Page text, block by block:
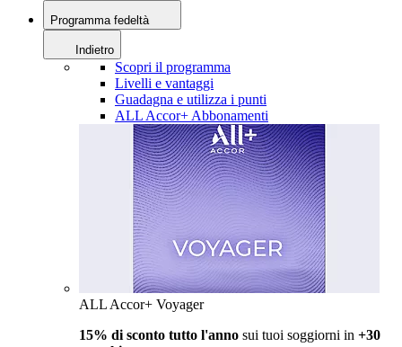
Programma fedeltà
Indietro
Scopri il programma
Livelli e vantaggi
Guadagna e utilizza i punti
ALL Accor+ Abbonamenti
ALL Accor+ Voyager
15% di sconto tutto l'anno sui tuoi soggiorni in +30